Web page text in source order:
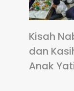
Kisah
dan
Anak